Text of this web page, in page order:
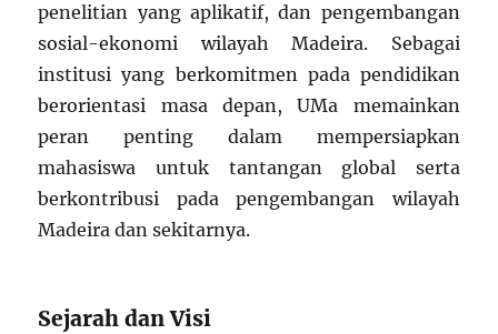
penelitian yang aplikatif, dan pengembangan
sosial-ekonomi wilayah Madeira. Sebagai
institusi yang berkomitmen pada pendidikan
berorientasi masa depan, UMa memainkan
peran penting dalam mempersiapkan
mahasiswa untuk tantangan global serta
berkontribusi pada pengembangan wilayah
Madeira dan sekitarnya.
Sejarah dan Visi